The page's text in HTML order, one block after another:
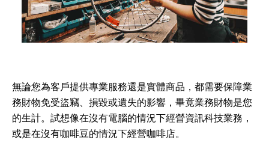
無論您為客戶提供專業服務還是實體商品，都需要保障業
務財物免受盜竊、損毀或遺失的影響，畢竟業務財物是您
的生計。試想像在沒有電腦的情況下經營資訊科技業務，
或是在沒有咖啡豆的情況下經營咖啡店。